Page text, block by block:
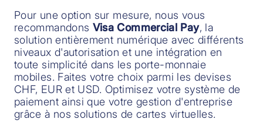
Pour une option sur mesure, nous vous
recommandons Visa Commercial Pay, la
solution entièrement numérique avec différents
niveaux d'autorisation et une intégration en
toute simplicité dans les porte-monnaie
mobiles. Faites votre choix parmi les devises
CHF, EUR et USD. Optimisez votre système de
paiement ainsi que votre gestion d'entreprise
grâce à nos solutions de cartes virtuelles.